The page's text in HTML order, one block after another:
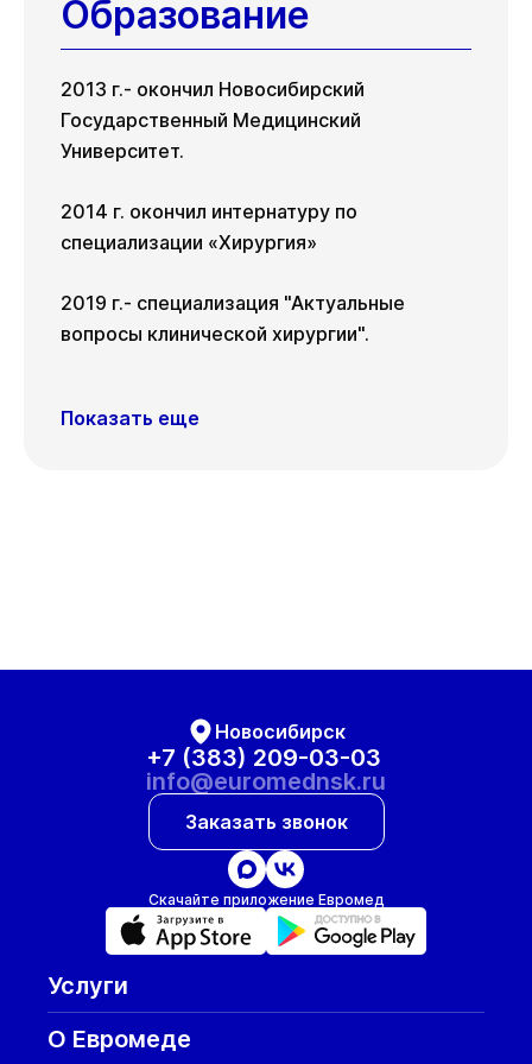
Чт
20 авг
Сб
22 авг
Образование
2013 г.- окончил Новосибирский
Государственный Медицинский
Университет.
2014 г. окончил интернатуру по
специализации «Хирургия»
2019 г.- специализация "Актуальные
вопросы клинической хирургии".
Показать еще
Новосибирск
+7 (383) 209-03-03
info@euromednsk.ru
Заказать звонок
Скачайте приложение Евромед
Услуги
О Евромеде